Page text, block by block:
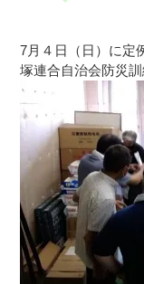
7月４日（日）に定
塚連合自治会防災